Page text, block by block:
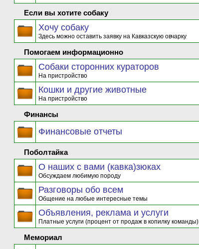
Если вы хотите собаку
Хочу собаку
Здесь можно оставить заявку на Кавказскую овчарку
Помогаем информационно
Собаки сторонних кураторов
На пристройство
Кошки и другие животные
На пристройство
Финансы
Финансовые отчеты
Поболтайка
О наших с вами (кавка)зюках
Обсуждаем любимую породу
Разговоры обо всем
Общение на любые интересные темы
Объявления, реклама и услуги
Платные услуги (процент от продаж в копилку команды)
Мемориал